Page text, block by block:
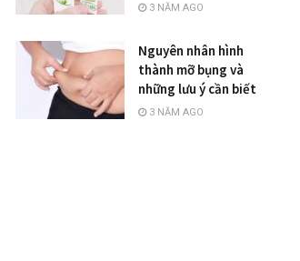
3 NĂM AGO
Nguyên nhân hình
thành mỡ bụng và
những lưu ý cần biết
3 NĂM AGO